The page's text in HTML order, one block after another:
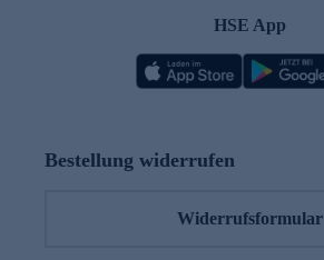
HSE App
Bestellung widerrufen
Widerrufsformular